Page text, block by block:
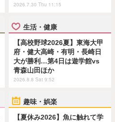
2026.7.30 Thu 11:15
生活・健康
【高校野球2026夏】東海大甲
府・健大高崎・有明・長崎日
大が勝利…第4日は遊学館vs
青森山田ほか
2026.8.8 Sat 9:52
趣味・娯楽
【夏休み2026】魚に触れて学